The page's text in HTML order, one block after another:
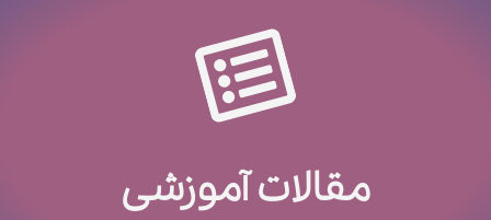
مقالات آموزشی